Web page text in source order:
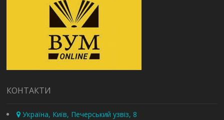
КОНТАКТИ
Україна, Київ, Печерський узвіз, 8